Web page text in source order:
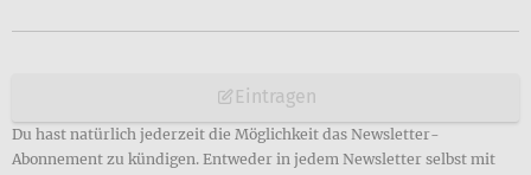
Eintragen
Du hast natürlich jederzeit die Möglichkeit das Newsletter-
Abonnement zu kündigen. Entweder in jedem Newsletter selbst mit